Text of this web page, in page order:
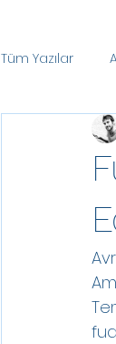
Tüm Yazılar